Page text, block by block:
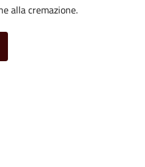
alla cremazione.